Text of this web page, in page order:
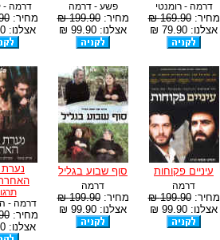
דרמה - רומנטי
מחיר:169.90 ₪
אצלנו: 79.90 ₪
פשע - דרמה
מחיר:199.90 ₪
אצלנו: 99.90 ₪
דרמה -
מחיר:₪
אצלנו: 79.90 ₪
עיניים פקוחות
דרמה
מחיר:199.90 ₪
אצלנו: 99.90 ₪
סוף שבוע בגליל
דרמה
מחיר:199.90 ₪
אצלנו: 99.90 ₪
נערת
דרמה -
מחיר:₪
אצלנו: 79.90 ₪